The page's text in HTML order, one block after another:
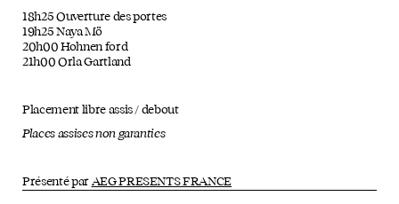
18h25 Ouverture des portes
19h25 Naya Mö
20h00 Hohnen ford
21h00 Orla Gartland
Placement libre assis / debout
Places assises non garanties
Présenté par AEG PRESENTS FRANCE